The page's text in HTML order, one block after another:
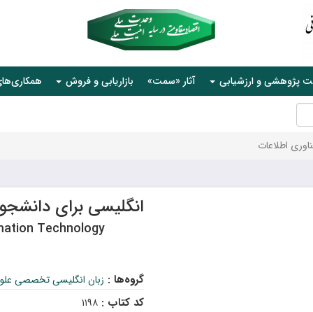
پژوهشی و ارزشیابی آثار «سمت» بازاریابی و فروش
اطلاعات
انگلیسی برای
Technology
گروه‌ها : زبان انگلیسی تخصصی
کد کتاب :۱۱۹۸